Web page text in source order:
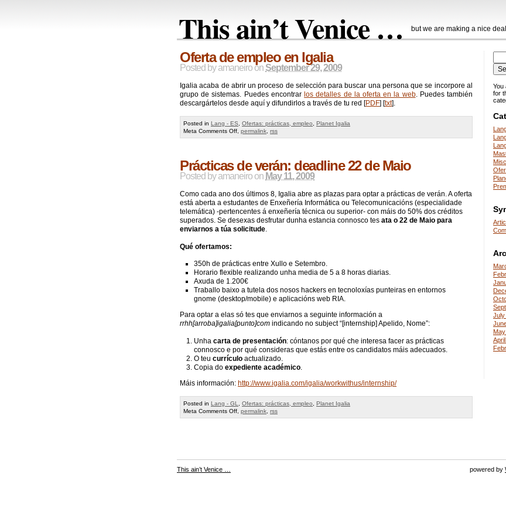
This ain’t Venice … but we are making a nice deal
Oferta de empleo en Igalia
Posted byamaneiro on September 29, 2009
Igalia acaba de abrir un proceso de selección para buscar una persona que se incorpore al
grupo de sistemas. Puedes encontrar los detalles de la oferta en la web. Puedes también
descargártelos desde aquí y difundirlos a través de tu red [PDF] [txt].
Posted in Lang - ES, Ofertas: prácticas, empleo, Planet Igalia
Meta Comments Offon
Oferta
en
Igalia
, permalink, rss
Prácticas de verán: deadline 22 de Maio
Posted byamaneiro on May 11, 2009
Como cada ano dos últimos 8, Igalia abre as plazas para optar a prácticas de verán. A oferta
está aberta a estudantes de Enxeñería Informática ou Telecomunicacións (especialidade
telemática) -pertencentes á enxeñería técnica ou superior- con máis do 50% dos créditos
superados. Se desexas desfrutar dunha estancia connosco tes ata o 22 de Maio para
enviarnos a túa solicitude.
Qué ofertamos:
350h de prácticas entre Xullo e Setembro.
Horario flexible realizando unha media de 5 a 8 horas diarias.
Axuda de 1.200€
Traballo baixo a tutela dos nosos hackers en tecnoloxías punteiras en entornos
gnome (desktop/mobile) e aplicacións web RIA.
Para optar a elas só tes que enviarnos a seguinte información a
rrhh[arroba]igalia[punto]com indicando no subject “[internship] Apelido, Nome”:
Unha carta de presentación: cóntanos por qué che interesa facer as prácticas
connosco e por qué consideras que estás entre os candidatos máis adecuados.
O teu currículo actualizado.
Copia do expediente académico
Máis información: http://www.igalia.com/igalia/workwithus/internship/
Posted in Lang - GL Ofertas: prácticas, empleo
Planet Igalia
Meta Comments Offon
Prácticas
permalink rss
You
for
Misc
July
This ain’t Venice … powered by